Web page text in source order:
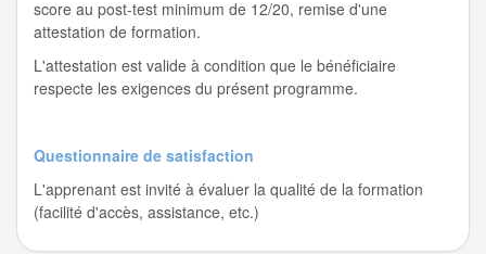
score au post-test minimum de 12/20, remise d'une
attestation de formation.
L'attestation est valide à condition que le bénéficiaire
respecte les exigences du présent programme.
Questionnaire de satisfaction
L'apprenant est invité à évaluer la qualité de la formation
(facilité d'accès, assistance, etc.)